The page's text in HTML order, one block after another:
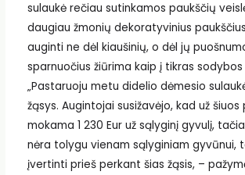
sulaukė rečiau sutinkamos paukščių
daugiau žmonių dekoratyvinius
auginti ne dėl kiaušinių, o dėl jų
sparnuočius žiūrima kaip į tikras
„Pastaruoju metu didelio dėmesio
žąsys. Augintojai susižavėjo, kad už šiuos
mokama 1 230 Eur už sąlyginį gyvulį,
nėra tolygu vienam sąlyginiam gyvūnui,
įvertinti prieš perkant šias žąsis, –